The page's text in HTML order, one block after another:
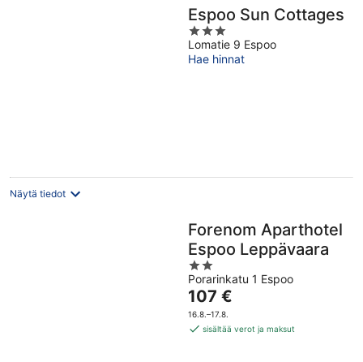
-
16.8.
Espoo Sun Cottages
3
out
of
Lomatie 9 Espoo
Hae hinnat
Näytä tiedot
Forenom Aparthotel
Espoo Leppävaara
2
out
of
5
Porarinkatu 1 Espoo
Hinta
on
107 €
107 €
16.8.–17.8.
sisältää verot ja maksut